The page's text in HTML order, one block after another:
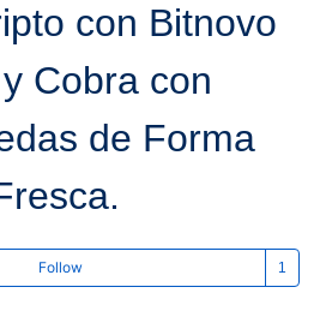
con Bitnovo
Cobra con
de Forma
Follow